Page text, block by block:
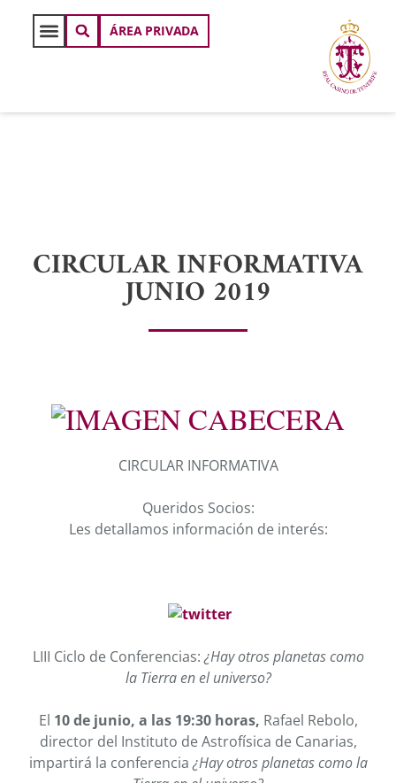
ÁREA PRIVADA
CIRCULAR INFORMATIVA
JUNIO 2019
CIRCULARINFORMATIVA
Queridos Socios:
Les detallamos información de interés:
LIII Ciclo de Conferencias:¿Hay otros planetas como
la Tierra en el universo?
El 10 de junio, a las 19:30 horas, Rafael Rebolo,
director del Instituto de Astrofísica de Canarias,
impartirá la conferencia¿Hay otros planetas como la